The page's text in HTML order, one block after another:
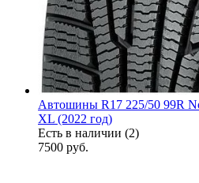
Автошины R17 225/50 99R
XL (2022 год)
Есть в наличии (2)
7500 руб.